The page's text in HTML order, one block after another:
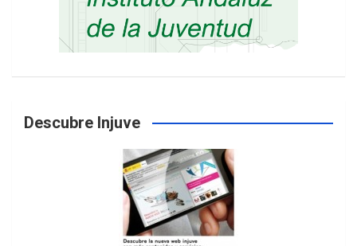
Descubre Injuve